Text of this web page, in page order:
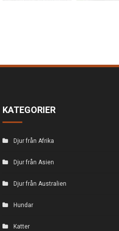
KATEGORIER
Djur från Afrika
Djur från Asien
Djur från Australien
Hundar
Katter